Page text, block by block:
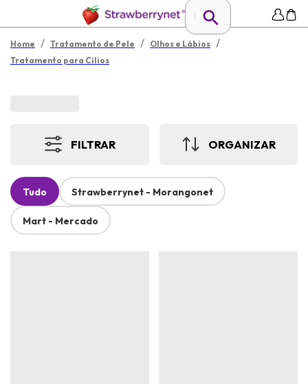
Home / Tratamento de Pele / Olhos e Lábios /
Tratamento para Cílios
FILTRAR ORGANIZAR
Tudo Strawberrynet - Morangonet
Mart - Mercado